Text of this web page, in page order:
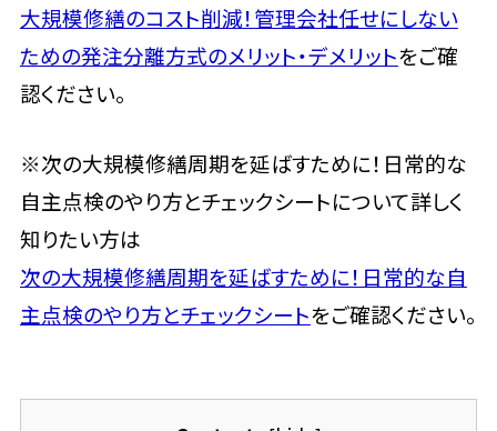
大規模修繕のコスト削減！管理会社任せにしない
ための発注分離方式のメリット・デメリットをご確
認ください。
※次の大規模修繕周期を延ばすために！日常的な
自主点検のやり方とチェックシートについて詳しく
知りたい方は
次の大規模修繕周期を延ばすために！日常的な自
主点検のやり方とチェックシートをご確認ください。